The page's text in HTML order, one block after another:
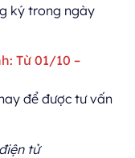
ký trong ngày
Từ 01/10 –
để được tư vấn
tử